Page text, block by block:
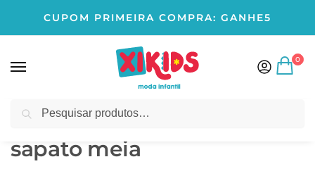
CUPOM PRIMEIRA COMPRA: GANHE5
0
Início Produtos marcados com a tag “sapato meia”
sapato meia